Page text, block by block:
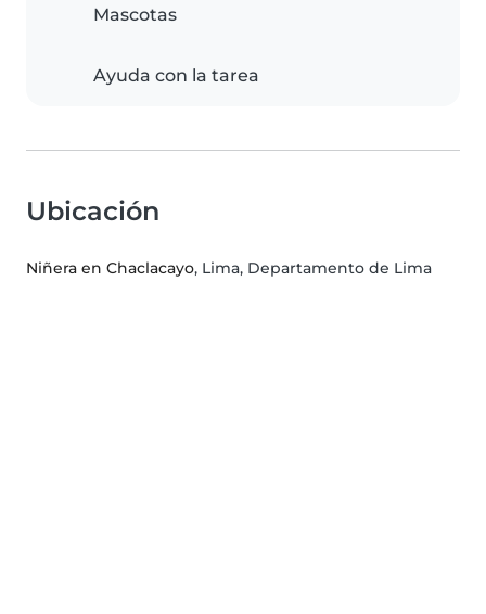
Mascotas
Ayuda con la tarea
Ubicación
Niñera en Chaclacayo, Lima, Departamento de Lima